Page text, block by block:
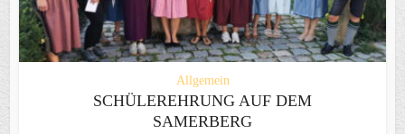
Allgemein
SCHÜLEREHRUNG AUF DEM
SAMERBERG